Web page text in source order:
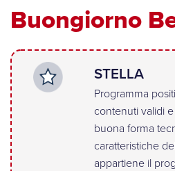
Buongiorno
STELLA
Programma
contenuti validi
buona forma
caratteristiche
appartiene il